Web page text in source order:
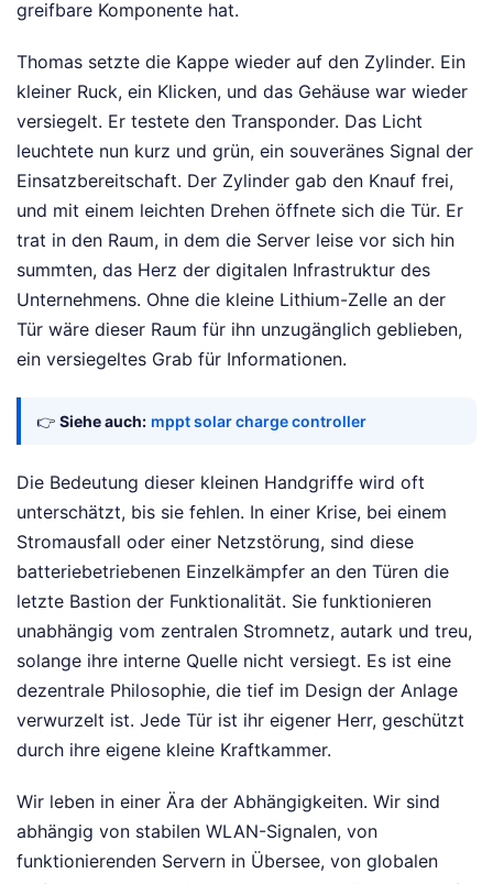
greifbare Komponente hat.
Thomas setzte die Kappe wieder auf den Zylinder. Ein
kleiner Ruck, ein Klicken, und das Gehäuse war wieder
versiegelt. Er testete den Transponder. Das Licht
leuchtete nun kurz und grün, ein souveränes Signal der
Einsatzbereitschaft. Der Zylinder gab den Knauf frei,
und mit einem leichten Drehen öffnete sich die Tür. Er
trat in den Raum, in dem die Server leise vor sich hin
summten, das Herz der digitalen Infrastruktur des
Unternehmens. Ohne die kleine Lithium-Zelle an der
Tür wäre dieser Raum für ihn unzugänglich geblieben,
ein versiegeltes Grab für Informationen.
👉 Siehe auch: mppt solar charge controller
Die Bedeutung dieser kleinen Handgriffe wird oft
unterschätzt, bis sie fehlen. In einer Krise, bei einem
Stromausfall oder einer Netzstörung, sind diese
batteriebetriebenen Einzelkämpfer an den Türen die
letzte Bastion der Funktionalität. Sie funktionieren
unabhängig vom zentralen Stromnetz, autark und treu,
solange ihre interne Quelle nicht versiegt. Es ist eine
dezentrale Philosophie, die tief im Design der Anlage
verwurzelt ist. Jede Tür ist ihr eigener Herr, geschützt
durch ihre eigene kleine Kraftkammer.
Wir leben in einer Ära der Abhängigkeiten. Wir sind
abhängig von stabilen WLAN-Signalen, von
funktionierenden Servern in Übersee, von globalen